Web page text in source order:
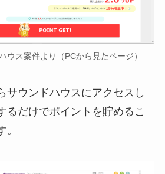
ウス案件より（PCから見たページ）
サウンドハウスにアクセスし
るだけでポイントを貯めるこ